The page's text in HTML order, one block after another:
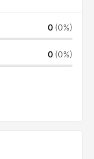
0 (0%)
0 (0%)